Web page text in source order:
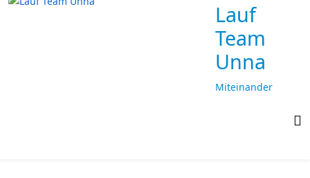
Lauf
Team
Unna
Miteinander